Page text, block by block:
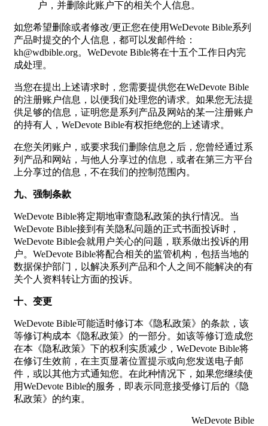
户，并删除此账户下的相关个人信息。
如您希望删除或者修改/更正您在使用WeDevote Bible系列
产品时提交的个人信息，都可以发邮件给：
kh@wdbible.org。WeDevote Bible将在十五个工作日内完
成处理。
当您在提出上述请求时，您需要提供您在WeDevote Bible
的注册账户信息，以便我们处理您的请求。如果您无法提
供足够的信息，证明您是系列产品及网站的某一注册账户
的持有人，WeDevote Bible有权拒绝您的上述请求。
在您关闭账户，或要求我们删除信息之后，您曾经通过系
列产品和网站，与他人分享过的信息，或者在第三方平台
上分享过的信息，不在我们的控制范围内。
九、强制条款
WeDevote Bible将定期地审查隐私政策的执行情况。当
WeDevote Bible接到有关隐私问题的正式书面投诉时，
WeDevote Bible会就用户关心的问题，联系做出投诉的用
户。WeDevote Bible将配合相关的监管机构，包括当地的
数据保护部门，以解决系列产品和个人之间不能解决的有
关个人资料转让方面的投诉。
十、变更
WeDevote Bible可能适时修订本《隐私政策》的条款，该
等修订构成本《隐私政策》的一部分。如该等修订造成您
在本《隐私政策》下的权利实质减少，WeDevote Bible将
在修订生效前，在主页显著位置提示或向您发送电子邮
件，或以其他方式通知您。在此种情况下，如果您继续使
用WeDevote Bible的服务，即表示同意接受修订后的《隐
私政策》的约束。
WeDevote Bible